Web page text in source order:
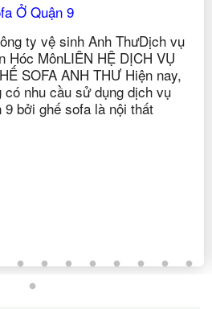
Quận 9
ty vệ sinh Anh ThưDịch vụ
MônLIÊN HỆ DỊCH VỤ
SOFA ANH THƯ Hiện nay,
nhu cầu sử dụng dịch vụ
ghế sofa là nội thất